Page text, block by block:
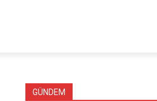
GÜNDEM